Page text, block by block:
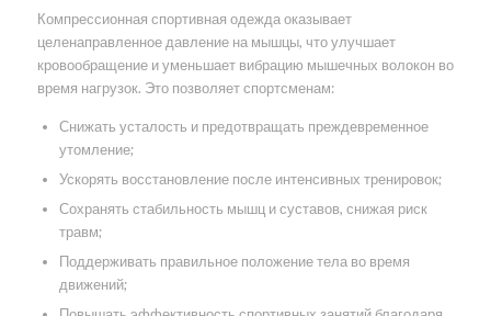
Компрессионная спортивная одежда оказывает
целенаправленное давление на мышцы, что улучшает
кровообращение и уменьшает вибрацию мышечных волокон во
время нагрузок. Это позволяет спортсменам:
Снижать усталость и предотвращать преждевременное
утомление;
Ускорять восстановление после интенсивных тренировок;
Сохранять стабильность мышц и суставов, снижая риск
травм;
Поддерживать правильное положение тела во время
движений;